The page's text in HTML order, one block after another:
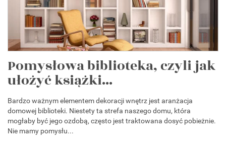
Pomysłowa biblioteka, czyli jak
ułożyć książki...
Bardzo ważnym elementem dekoracji wnętrz jest aranżacja
domowej biblioteki. Niestety ta strefa naszego domu, która
mogłaby być jego ozdobą, często jest traktowana dosyć pobieżnie.
Nie mamy pomysłu...